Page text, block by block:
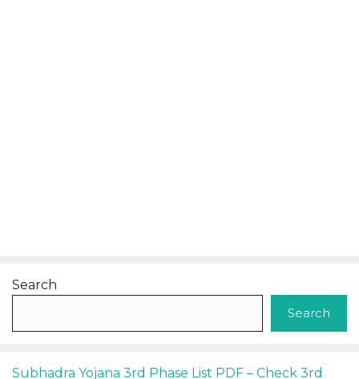
Search
Search
Subhadra Yojana 3rd Phase List PDF – Check 3rd